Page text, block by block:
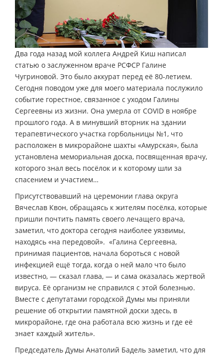
Два года назад мой коллега Андрей Киш написал
статью о заслуженном враче РСФСР Галине
Чугриновой. Это было аккурат перед её 80-летием.
Сегодня поводом уже для моего материала послужило
событие горестное, связанное с уходом Галины
Сергеевны из жизни. Она умерла от COVID в ноябре
прошлого года. А в минувший вторник на здании
терапевтического участка горбольницы №1, что
расположен в микрорайоне шахты «Амурская», была
установлена мемориальная доска, посвященная врачу,
которого знал весь посёлок и к которому шли за
спасением и участием…
Присутствовавший на церемонии глава округа
Вячеслав Квон, обращаясь к жителям посёлка, которые
пришли почтить память своего лечащего врача,
заметил, что доктора сегодня наиболее уязвимы,
находясь «на передовой». «Галина Сергеевна,
принимая пациентов, начала бороться с новой
инфекцией ещё тогда, когда о ней мало что было
известно, — сказал глава, — и сама оказалась жертвой
вируса. Её организм не справился с этой болезнью.
Вместе с депутатами городской Думы мы приняли
решение об открытии памятной доски здесь, в
микрорайоне, где она работала всю жизнь и где её
знает каждый житель».
Председатель Думы Анатолий Бадель заметил, что для